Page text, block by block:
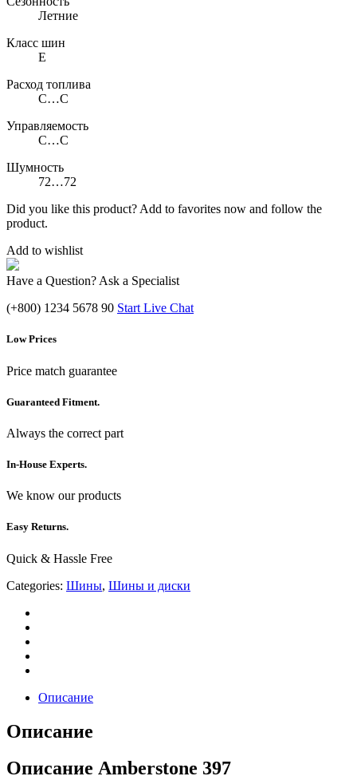
Летние
Класс шин
E
Расход топлива
C…C
Управляемость
C…C
Шумность
72…72
Did you like this product? Add to favorites now and follow the
product.
Add to wishlist
Have a Question? Ask a Specialist
(+800) 1234 5678 90 Start Live Chat
Low Prices
Price match guarantee
Guaranteed Fitment.
Always the correct part
In-House Experts.
We know our products
Easy Returns.
Quick & Hassle Free
Categories: Шины, Шины и диски
Описание
Описание
Описание Amberstone 397